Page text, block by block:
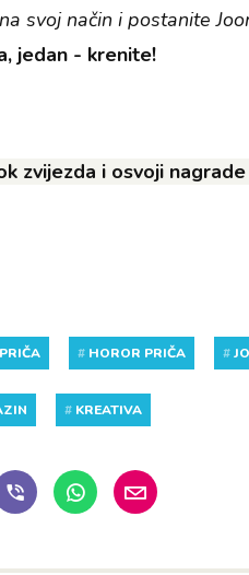
svoj način i postanite
jedan - krenite!
zvijezda i osvoji
PRIČA # HOROR PRIČA #
# KREATIVA